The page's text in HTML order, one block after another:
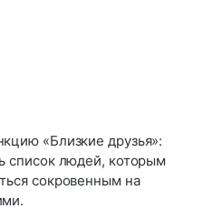
«Близкие друзья»:
список людей, которым
сокровенным на